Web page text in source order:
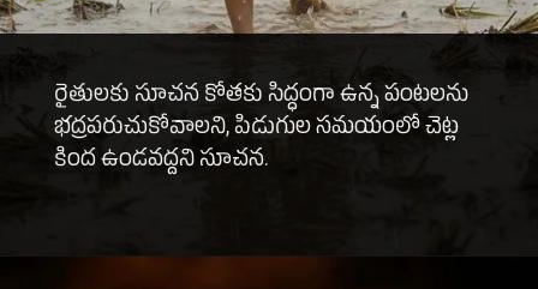
రైతులకు సూచన కోతకు సిద్ధంగా ఉన్న పంటలను
భద్రపరుచుకోవాలని, పిడుగుల సమయంలో చెట్ల
కింద ఉండవద్దని సూచన.